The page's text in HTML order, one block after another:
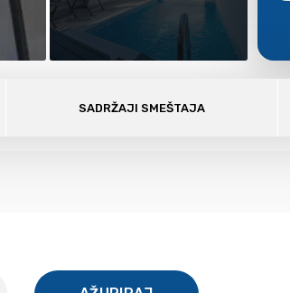
SADRŽAJI SMEŠTAJA